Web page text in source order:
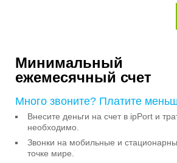
Минимальный
ежемесячный счет
Много звоните? Платите
Внесите деньги на счет в ipPort и
необходимо.
Звонки на мобильные и
точке мире.